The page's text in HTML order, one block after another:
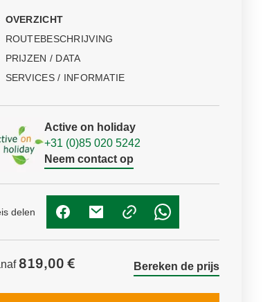
OVERZICHT
ROUTEBESCHRIJVING
PRIJZEN / DATA
SERVICES / INFORMATIE
Active on holiday
+31 (0)85 020 5242
Neem contact op
delen
(Link opent in nieuw tabblad)
(Link opent in nieuw tabblad)
(Link opent in nieuw
819,00 € Bereken de prijs